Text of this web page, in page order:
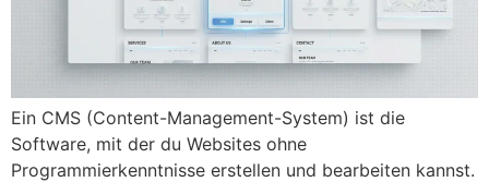
Ein CMS (Content-Management-System) ist die
Software, mit der du Websites ohne
Programmierkenntnisse erstellen und bearbeiten kannst.